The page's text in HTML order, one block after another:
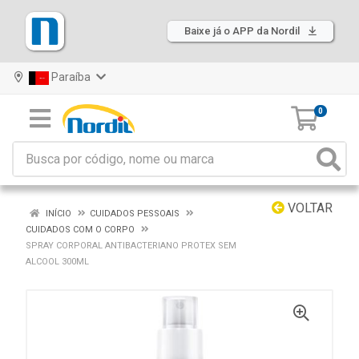
Baixe já o APP da Nordil
Paraíba
0
VOLTAR
INÍCIO
CUIDADOS PESSOAIS
CUIDADOS COM O CORPO
SPRAY CORPORAL ANTIBACTERIANO PROTEX SEM
ALCOOL 300ML